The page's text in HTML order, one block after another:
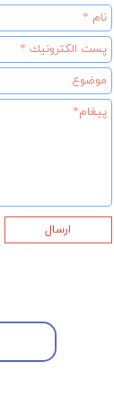
ارسال